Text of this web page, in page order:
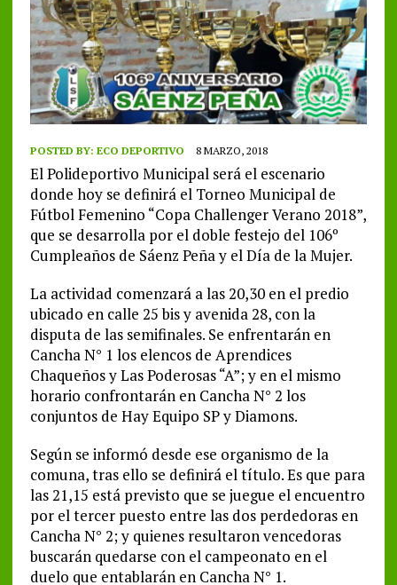
POSTED BY: ECO DEPORTIVO 8 MARZO, 2018
El Polideportivo Municipal será el escenario
donde hoy se definirá el Torneo Municipal de
Fútbol Femenino “Copa Challenger Verano 2018”,
que se desarrolla por el doble festejo del 106º
Cumpleaños de Sáenz Peña y el Día de la Mujer.
La actividad comenzará a las 20,30 en el predio
ubicado en calle 25 bis y avenida 28, con la
disputa de las semifinales. Se enfrentarán en
Cancha N° 1 los elencos de Aprendices
Chaqueños y Las Poderosas “A”; y en el mismo
horario confrontarán en Cancha N° 2 los
conjuntos de Hay Equipo SP y Diamons.
Según se informó desde ese organismo de la
comuna, tras ello se definirá el título. Es que para
las 21,15 está previsto que se juegue el encuentro
por el tercer puesto entre las dos perdedoras en
Cancha N° 2; y quienes resultaron vencedoras
buscarán quedarse con el campeonato en el
duelo que entablarán en Cancha N° 1.